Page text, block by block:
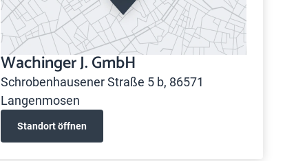
Wachinger J. GmbH
Schrobenhausener Straße 5 b, 86571
Langenmosen
Standort öffnen